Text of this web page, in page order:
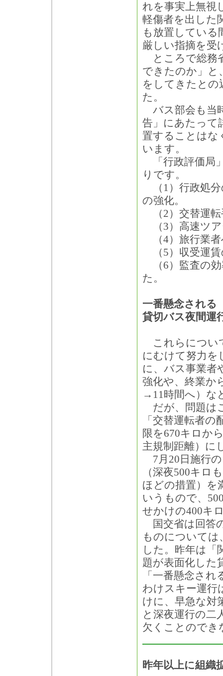
れを事実上無視
軽傷者を出した
も放置してい
厳しい指摘を受
ところで総務
できたのか」と
をしてきたとの
た。
バス部会も当
告」にあたって
置することはな
います。
「行政評価局
りです。
（1）行政処分
の強化。
（2）交替運転
（3）高速ツ
（4）旅行業者
（5）収受運賃
（6）監査の
た。
一番懸念される
貸切バス夜間運
これらについ
にむけて努力
に、バス事業者
強化や、終業か
→11時間へ）な
だが、問題は
「交替運転者
限を670キロか
主規制距離）に
7月20日施行の
（深夜500キロ
ほどの措置）を
いうもので、
せかけの400キ
国交省は回答
ものについては
した。昨年は「
題が表面化した
「一番懸念さ
わけスキー運行
けに、早急な対
と深夜運行の二
欠くことのでき
昨年以上に組織